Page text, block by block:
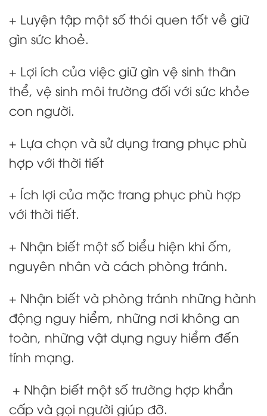
+ Luyện tập một số thói quen tốt về giữ
gìn sức khoẻ.
+ Lợi ích của việc giữ gìn vệ sinh thân
thể, vệ sinh môi trường đối với sức khỏe
con người.
+ Lựa chọn và sử dụng trang phục phù
hợp với thời tiết
+ Ích lợi của mặc trang phục phù hợp
với thời tiết.
+ Nhận biết một số biểu hiện khi ốm,
nguyên nhân và cách phòng tránh.
+ Nhận biết và phòng tránh những hành
động nguy hiểm, những nơi không an
toàn, những vật dụng nguy hiểm đến
tính mạng.
+ Nhận biết một số trường hợp khẩn
cấp và gọi người giúp đỡ.